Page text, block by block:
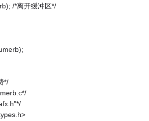
/*离开缓冲区*/
*/